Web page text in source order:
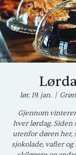
lør. 19. jan.
  |
Gjennom
hver lørdag. Siden
utenfor døren her,
sjokolade, vafler